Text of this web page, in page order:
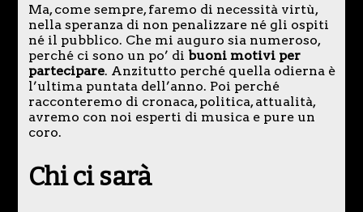
Ma, come sempre, faremo di necessità virtù,
nella speranza di non penalizzare né gli ospiti
né il pubblico. Che mi auguro sia numeroso,
perché ci sono un po’ di buoni motivi per
partecipare. Anzitutto perché quella odierna è
l’ultima puntata dell’anno. Poi perché
racconteremo di cronaca, politica, attualità,
avremo con noi esperti di musica e pure un
coro.
Chi ci sarà